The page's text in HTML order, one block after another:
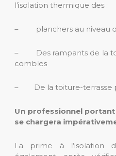
l’isolation thermique des :
– planchers au niveau
– Des rampants de la
combles
– De la toiture-terrasse
Un professionnel portant
se chargera
La prime à l’isolation